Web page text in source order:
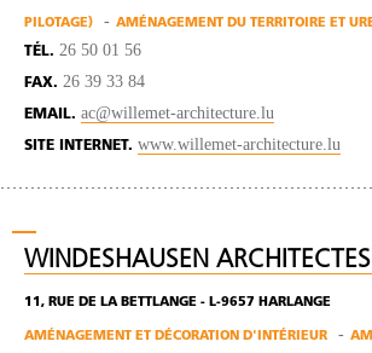
PILOTAGE) AMÉNAGEMENT DU TERRITOIRE ET
TÉL. 26 50 01 56
FAX. 26 39 33 84
EMAIL. ac@willemet-architecture.lu
SITE INTERNET. www.willemet-architecture.lu
WINDESHAUSEN
11, RUE DE LA BETTLANGE - L-9657 HARLANGE
AMÉNAGEMENT ET DÉCORATION D'INTÉRIEUR